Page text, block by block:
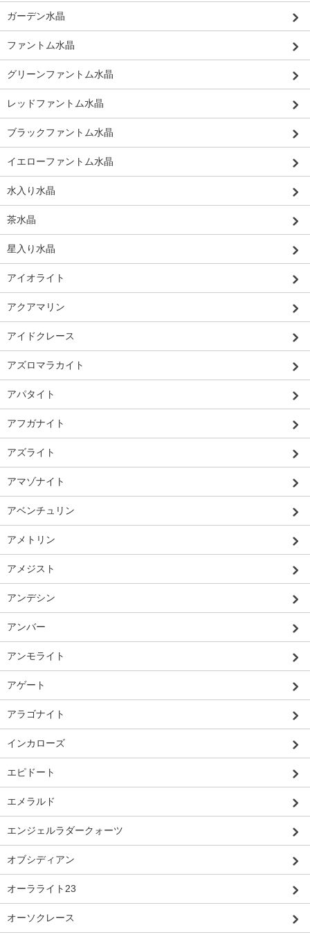
ガーデン水晶
ファントム水晶
グリーンファントム水晶
レッドファントム水晶
ブラックファントム水晶
イエローファントム水晶
水入り水晶
茶水晶
星入り水晶
アイオライト
アクアマリン
アイドクレース
アズロマラカイト
アパタイト
アフガナイト
アズライト
アマゾナイト
アベンチュリン
アメトリン
アメジスト
アンデシン
アンバー
アンモライト
アゲート
アラゴナイト
インカローズ
エピドート
エメラルド
エンジェルラダークォーツ
オブシディアン
オーラライト23
オーソクレース